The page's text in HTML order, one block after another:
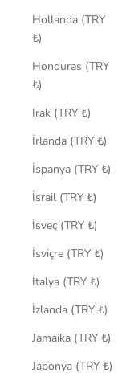
Hollanda (TRY
₺)
Honduras (TRY
₺)
Irak (TRY ₺)
İrlanda (TRY ₺)
İspanya (TRY ₺)
İsrail (TRY ₺)
İsveç (TRY ₺)
İsviçre (TRY ₺)
İtalya (TRY ₺)
İzlanda (TRY ₺)
Jamaika (TRY ₺)
Japonya (TRY ₺)